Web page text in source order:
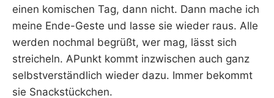
einen komischen Tag, dann nicht. Dann mache ich
meine Ende-Geste und lasse sie wieder raus. Alle
werden nochmal begrüßt, wer mag, lässt sich
streicheln. APunkt kommt inzwischen auch ganz
selbstverständlich wieder dazu. Immer bekommt
sie Snackstückchen.